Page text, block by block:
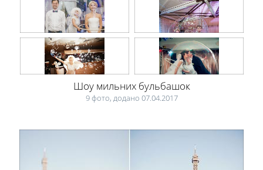
Шоу мильних бульбашок
9 фото, додано 07.04.2017